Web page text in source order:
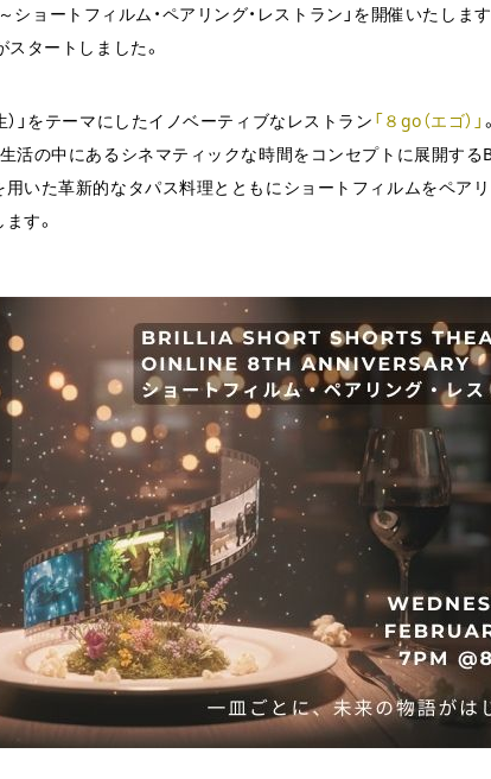
ートフィルム・ペアリング・レストラン」を開催いたします
タートしました。
）」をテーマにしたイノベーティブなレストラン 「８go（エゴ）」 。
活の中にあるシネマティックな時間をコンセプトに展開する
いた革新的なタパス料理とともにショートフィルムをペア
す。